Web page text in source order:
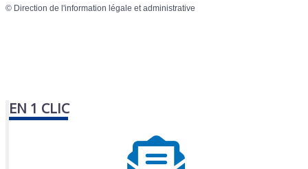
© Direction de l'information légale et administrative
EN 1 CLIC